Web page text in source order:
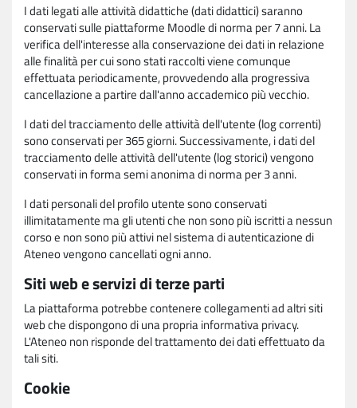
I dati legati alle attività didattiche (dati didattici) saranno
conservati sulle piattaforme Moodle di norma per 7 anni. La
verifica dell'interesse alla conservazione dei dati in relazione
alle finalità per cui sono stati raccolti viene comunque
effettuata periodicamente, provvedendo alla progressiva
cancellazione a partire dall'anno accademico più vecchio.
I dati del tracciamento delle attività dell'utente (log correnti)
sono conservati per 365 giorni. Successivamente, i dati del
tracciamento delle attività dell'utente (log storici) vengono
conservati in forma semi anonima di norma per 3 anni.
I dati personali del profilo utente sono conservati
illimitatamente ma gli utenti che non sono più iscritti a nessun
corso e non sono più attivi nel sistema di autenticazione di
Ateneo vengono cancellati ogni anno.
Siti web e servizi di terze parti
La piattaforma potrebbe contenere collegamenti ad altri siti
web che dispongono di una propria informativa privacy.
L'Ateneo non risponde del trattamento dei dati effettuato da
tali siti.
Cookie